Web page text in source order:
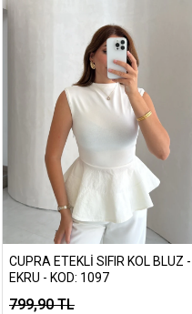
CUPRA ETEKLI SIFIR KOL BLUZ -
EKRU - KOD: 1097
799,90 TL